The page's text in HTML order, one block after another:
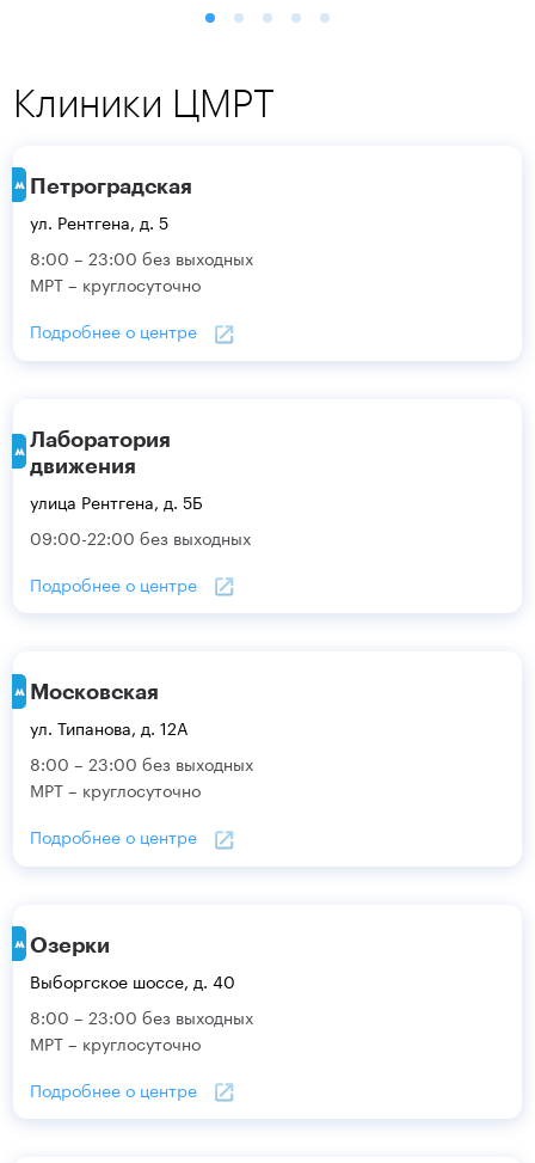
Клиники ЦМРТ
Петроградская
ул. Рентгена, д. 5
8:00 – 23:00 без выходных
МРТ – круглосуточно
Подробнее о центре
Лаборатория
движения
улица Рентгена, д. 5Б
09:00-22:00 без выходных
Подробнее о центре
Московская
ул. Типанова, д. 12А
8:00 – 23:00 без выходных
МРТ – круглосуточно
Подробнее о центре
Озерки
Выборгское шоссе, д. 40
8:00 – 23:00 без выходных
МРТ – круглосуточно
Подробнее о центре